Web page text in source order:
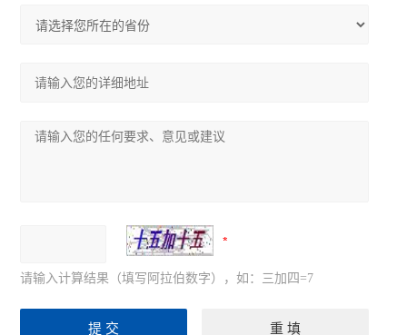
请输入计算结果（填写阿拉伯数字），如：三加四=7